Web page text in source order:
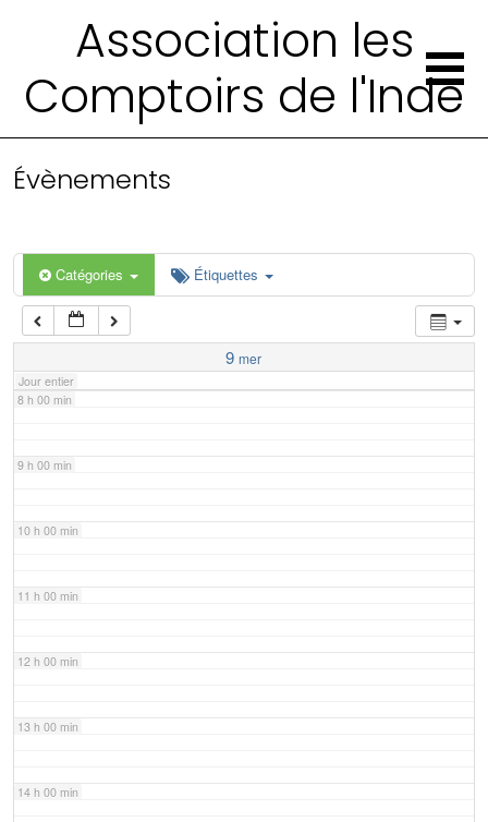
Association les
Comptoirs de l'Inde
Évènements
Catégories Étiquettes
9 mer
Jour entier
4 h 00 min
6 h 00 min
7 h 00 min
8 h 00 min
9 h 00 min
10 h 00 min
11 h 00 min
12 h 00 min
13 h 00 min
14 h 00 min